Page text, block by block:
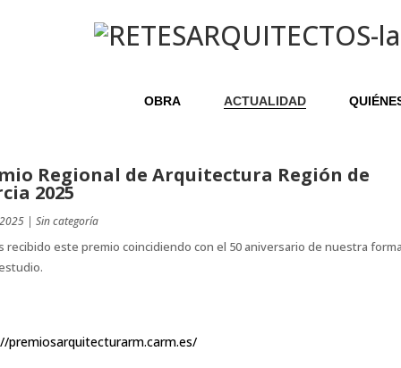
OBRA ACTUALIDAD
Regional de Arquitectura Región de
2025
| Sin categoría
recibido este premio coincidiendo con el 50 aniversario de nuestra
premiosarquitecturarm.carm.es/